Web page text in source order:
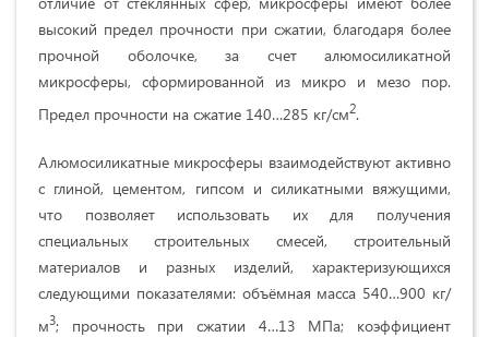
высокий предел прочности при сжатии, благодаря более
прочной оболочке, за счет алюмосиликатной
микросферы, сформированной из микро и мезо пор.
Предел прочности на сжатие 140…285 кг/см2.
Алюмосиликатные микросферы взаимодействуют активно
с глиной, цементом, гипсом и силикатными вяжущими,
что позволяет использовать их для получения
специальных строительных смесей, строительный
материалов и разных изделий, характеризующихся
следующими показателями: объёмная масса 540…900 кг/
м3; прочность при сжатии 4…13 МПа; коэффициент